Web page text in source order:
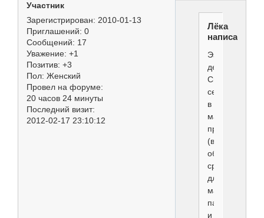
Участник
Зарегистрирован: 2010-01-13
Приглашений: 0
Сообщений: 17
Уважение: +1
Позитив: +3
Пол: Женский
Провел на форуме:
20 часов 24 минуты
Последний визит:
2012-02-17 23:10:12
Лёка
написал(а):
Ээх,
девушки...
Спросила
сегодня
в
магазине
проф...
(в
общем,
средства
для
мастеров
и